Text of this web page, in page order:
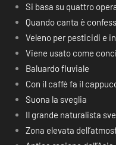
Si basa su quattro
Quando canta è
Veleno per pesticidi e
Viene usato come
Baluardo fluviale
Con il caffè fa il
Suona la sveglia
Il grande naturalista
Zona elevata